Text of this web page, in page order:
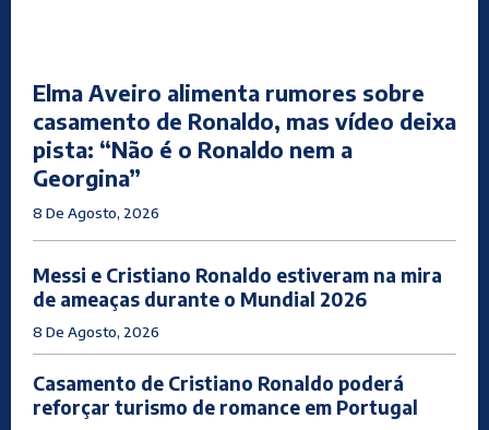
Elma Aveiro alimenta rumores sobre
casamento de Ronaldo, mas vídeo deixa
pista: “Não é o Ronaldo nem a
Georgina”
8 De Agosto, 2026
Messi e Cristiano Ronaldo estiveram na mira
de ameaças durante o Mundial 2026
8 De Agosto, 2026
Casamento de Cristiano Ronaldo poderá
reforçar turismo de romance em Portugal